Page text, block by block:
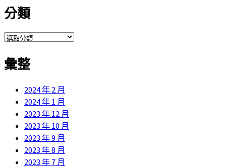
享
分類
分
彙整
2024 年 2 月
2024 年 1 月
2023 年 12 月
2023 年 10 月
2023 年 9 月
2023 年 8 月
2023 年 7 月